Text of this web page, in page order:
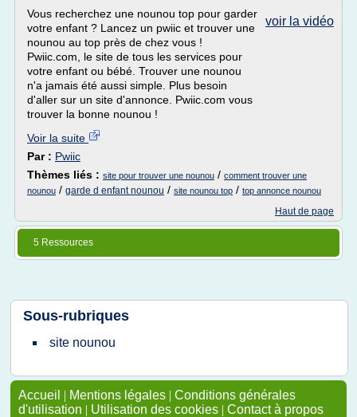
voir la vidéo
Vous recherchez une nounou top pour garder
votre enfant ? Lancez un pwiic et trouver une
nounou au top près de chez vous !
Pwiic.com, le site de tous les services pour
votre enfant ou bébé. Trouver une nounou
n'a jamais été aussi simple. Plus besoin
d'aller sur un site d'annonce. Pwiic.com vous
trouver la bonne nounou !
Voir la suite
Par : Pwiic
Thèmes liés : site pour trouver une nounou / comment trouver une
nounou / garde d enfant nounou / site nounou top / top annonce nounou
Haut de page
5 Ressources
Sous-rubriques
site nounou
Accueil | Mentions légales | Conditions générales
d'utilisation | Utilisation des cookies | Contact à propos